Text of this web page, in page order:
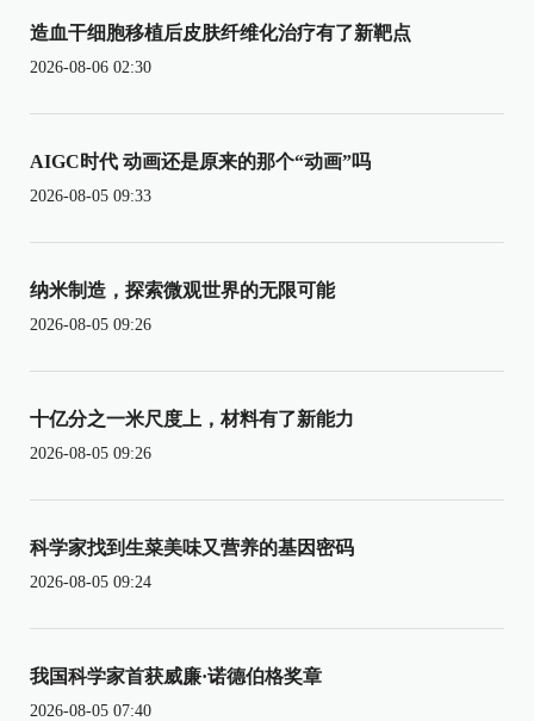
造血干细胞移植后皮肤纤维化治疗有了新靶点
2026-08-06 02:30
AIGC时代 动画还是原来的那个“动画”吗
2026-08-05 09:33
纳米制造，探索微观世界的无限可能
2026-08-05 09:26
十亿分之一米尺度上，材料有了新能力
2026-08-05 09:26
科学家找到生菜美味又营养的基因密码
2026-08-05 09:24
我国科学家首获威廉·诺德伯格奖章
2026-08-05 07:40